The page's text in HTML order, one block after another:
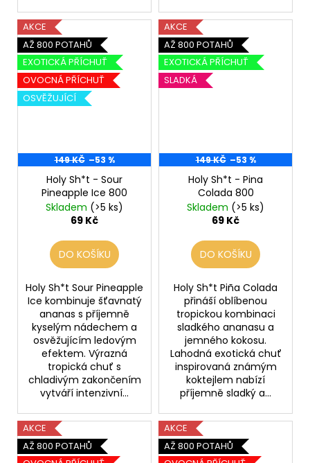
AKCE
AŽ 800 POTAHŮ
EXOTICKÁ PŘÍCHUŤ
OVOCNÁ PŘÍCHUŤ
OSVĚŽUJÍCÍ
149 KČ –53 %
Holy Sh*t - Sour
Pineapple Ice 800
Skladem (>5 ks)
69 Kč
DO KOŠÍKU
Holy Sh*t Sour Pineapple
Ice kombinuje šťavnatý
ananas s příjemně
kyselým nádechem a
osvěžujícím ledovým
efektem. Výrazná
tropická chuť s
chladivým zakončením
vytváří intenzivní...
AKCE
AŽ 800 POTAHŮ
EXOTICKÁ PŘÍCHUŤ
SLADKÁ
149 KČ –53 %
Holy Sh*t - Pina
Colada 800
Skladem (>5 ks)
69 Kč
DO KOŠÍKU
Holy Sh*t Piña Colada
přináší oblíbenou
tropickou kombinaci
sladkého ananasu a
jemného kokosu.
Lahodná exotická chuť
inspirovaná známým
koktejlem nabízí
příjemně sladký a...
AKCE
AŽ 800 POTAHŮ
AKCE
AŽ 800 POTAHŮ